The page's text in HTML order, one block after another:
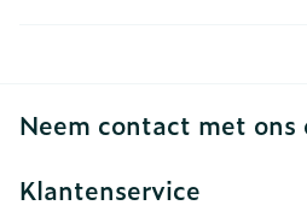
Neem contact met ons
Klantenservice